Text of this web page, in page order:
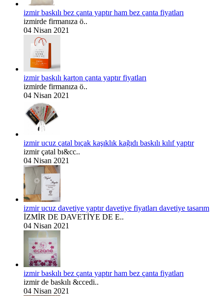
izmir baskılı bez çanta yaptır ham bez çanta fiyatları
izmirde firmanıza ö..
04 Nisan 2021
izmir baskılı karton çanta yaptır fiyatları
izmirde firmanıza ö..
04 Nisan 2021
izmir ucuz çatal bıçak kaşıklık kağıdı baskılı kılıf yaptır
izmir çatal bı&cc..
04 Nisan 2021
izmir ucuz davetiye yaptır davetiye fiyatları davetiye tasarım
İZMİR DE DAVETİYE DE E..
04 Nisan 2021
izmir baskılı bez çanta yaptır ham bez çanta fiyatları
izmir de baskılı &ccedi..
04 Nisan 2021